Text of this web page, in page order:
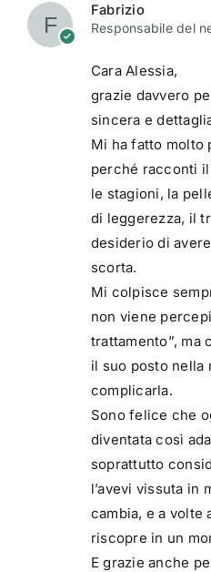
Fabrizio
Responsabile del
Cara Alessia,
grazie davvero
sincera e
Mi ha fatto molto
perché racconti
le stagioni, la
di leggerezza, il
desiderio di
scorta.
Mi colpisce
non viene
trattamento”, ma
il suo posto nella
complicarla.
Sono felice che
diventata così
soprattutto
l’avevi vissuta in
cambia, e a volte
riscopre in un
E grazie anche